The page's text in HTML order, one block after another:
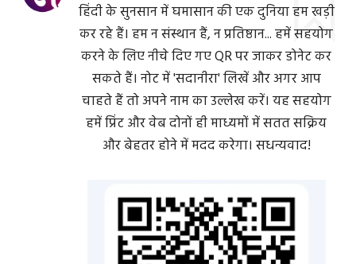
हिंदी के सुनसान में घमासान की एक दुनिया हम खड़ी
कर रहे हैं। हम न संस्थान हैं, न प्रतिष्ठान... हमें सहयोग
करने के लिए नीचे दिए गए QR पर जाकर डोनेट कर
सकते हैं। नोट में 'सदानीरा' लिखें और अगर आप
चाहते हैं तो अपने नाम का उल्लेख करें। यह सहयोग
हमें प्रिंट और वेब दोनों ही माध्यमों में सतत सक्रिय
और बेहतर होने में मदद करेगा। सधन्यवाद!